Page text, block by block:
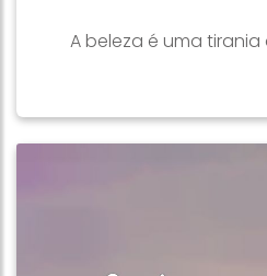
A beleza é uma